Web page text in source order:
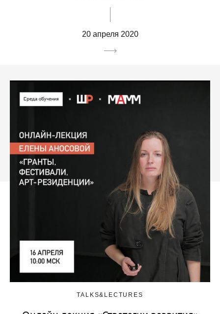
20 апреля 2020
TALKS&LECTURES